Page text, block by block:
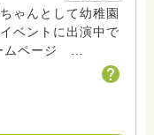
ゃんとして幼稚園
ベントに出演中で
ムページ
教伝道教材の「な
ー補導員 連絡協